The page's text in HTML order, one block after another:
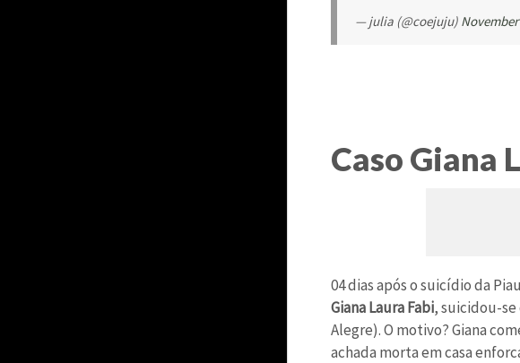
— julia (@coejuju) November
Caso Giana
04 dias após o suicídio da
Giana Laura Fabi, suicidou-se
Alegre). O motivo? Giana
achada morta em casa